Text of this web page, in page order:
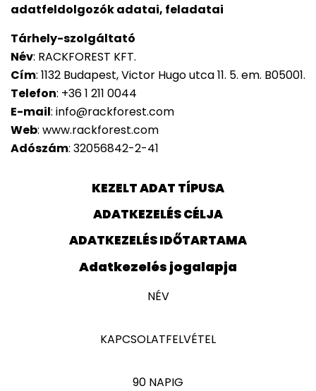
adatfeldolgozók adatai, feladatai
Tárhely-szolgáltató
Név: RACKFOREST KFT.
Cím: 1132 Budapest, Victor Hugo utca 11. 5. em. B05001.
Telefon: +36 1 211 0044
E-mail: info@rackforest.com
Web: www.rackforest.com
Adószám: 32056842-2-41
KEZELT ADAT TÍPUSA
ADATKEZELÉS CÉLJA
ADATKEZELÉS IDŐTARTAMA
Adatkezelés jogalapja
NÉV
KAPCSOLATFELVÉTEL
90 NAPIG